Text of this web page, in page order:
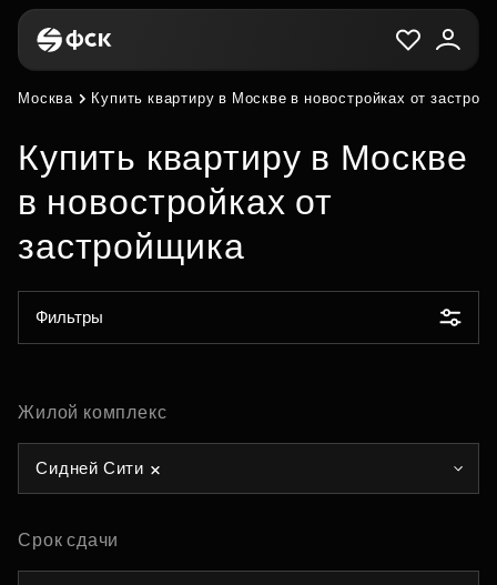
Москва Купить квартиру в Москве в новостройках от
Купить квартиру в Москве
в новостройках от
застройщика
Фильтры
Жилой комплекс
Сидней Сити
Срок сдачи